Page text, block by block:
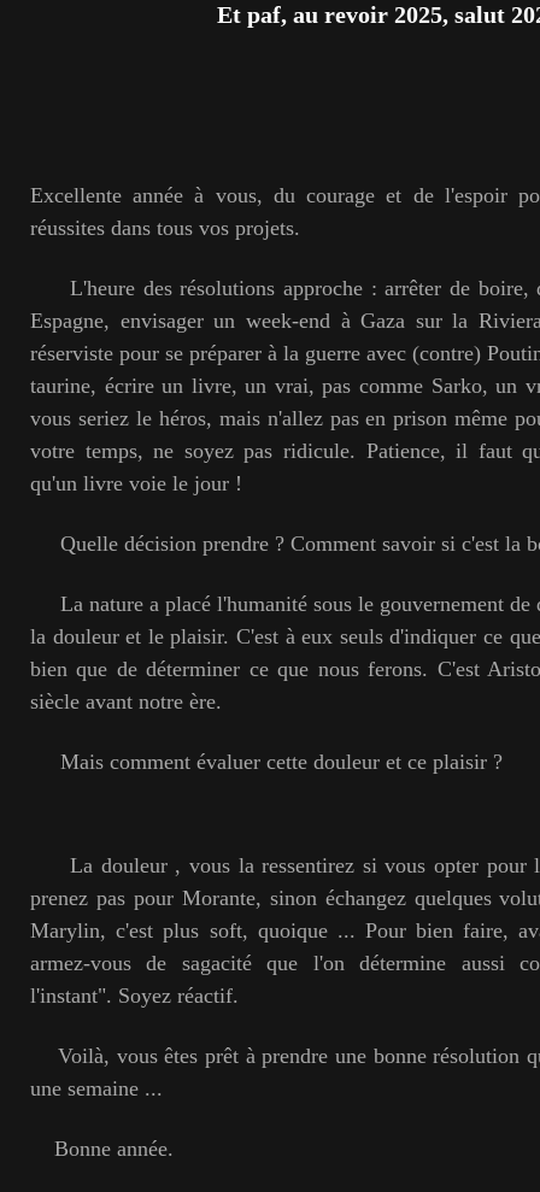
Et paf, au revoir 2025, salut
Excellente année à vous, du courage et de l'espoir
réussites dans tous vos projets.
L'heure des résolutions approche : arrêter de boire,
Espagne, envisager un week-end à Gaza sur la
réserviste pour se préparer à la guerre avec (contre)
taurine, écrire un livre, un vrai, pas comme Sarko, un
vous seriez le héros, mais n'allez pas en prison même
votre temps, ne soyez pas ridicule. Patience, il faut
qu'un livre voie le jour !
Quelle décision prendre ? Comment savoir si c'est la
La nature a placé l'humanité sous le gouvernement de
la douleur et le plaisir. C'est à eux seuls d'indiquer ce
bien que de déterminer ce que nous ferons. C'est
siècle avant notre ère.
Mais comment évaluer cette douleur et ce plaisir ?
La douleur , vous la ressentirez si vous opter pour
prenez pas pour Morante, sinon échangez quelques
Marylin, c'est plus soft, quoique ... Pour bien faire,
armez-vous de sagacité que l'on détermine aussi
l'instant". Soyez réactif.
Voilà, vous êtes prêt à prendre une bonne résolution
une semaine ...
Bonne année.